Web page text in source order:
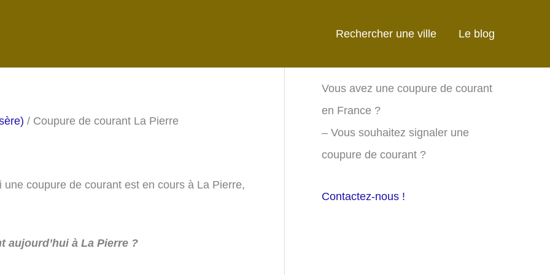
Rechercher une ville Le blog
/ Coupure de courant La Pierre
coupure de courant est en cours à La Pierre,
aujourd’hui à La Pierre ?
Vous avez une coupure de courant
en France ?
– Vous souhaitez signaler une
coupure de courant ?
Contactez-nous !